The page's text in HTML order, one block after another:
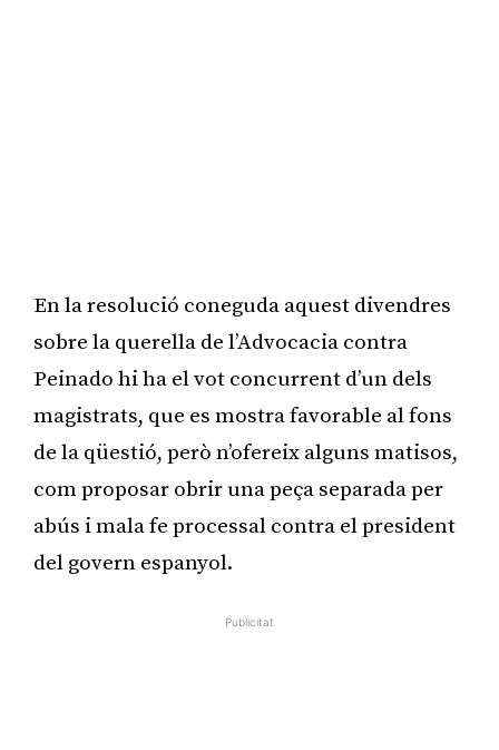
En la resolució coneguda aquest divendres
sobre la querella de l’Advocacia contra
Peinado hi ha el vot concurrent d’un dels
magistrats, que es mostra favorable al fons
de la qüestió, però n’ofereix alguns matisos,
com proposar obrir una peça separada per
abús i mala fe processal contra el president
del govern espanyol.
Publicitat